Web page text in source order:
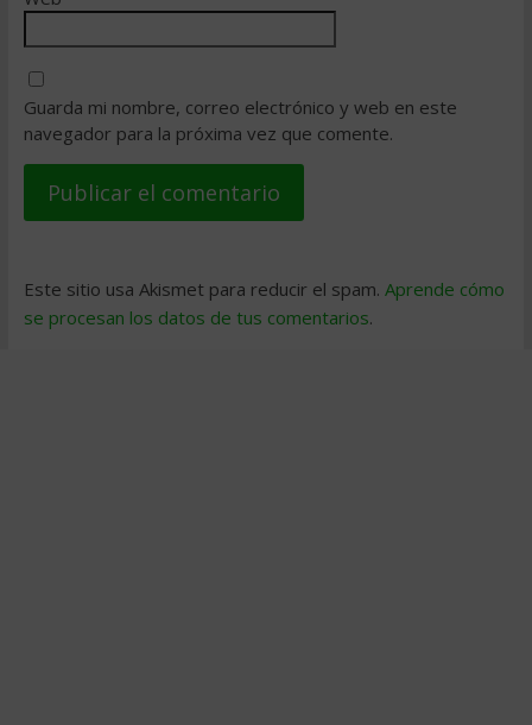
Guarda mi nombre, correo electrónico y web en este
navegador para la próxima vez que comente.
Este sitio usa Akismet para reducir el spam. Aprende cómo
se procesan los datos de tus comentarios.